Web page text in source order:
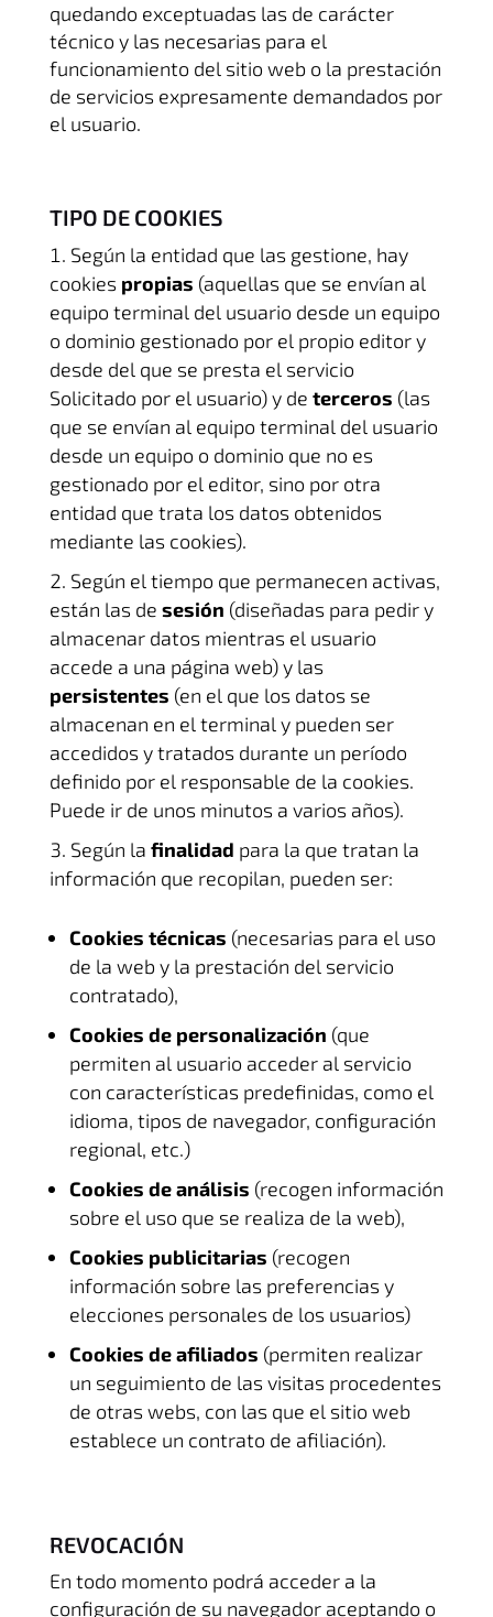
quedando exceptuadas las de carácter
técnico y las necesarias para el
funcionamiento del sitio web o la prestación
de servicios expresamente demandados por
el usuario.
TIPO DE COOKIES
Según la entidad que las gestione, hay
cookies propias (aquellas que se envían al
equipo terminal del usuario desde un equipo
o dominio gestionado por el propio editor y
desde del que se presta el servicio
Solicitado por el usuario) y de terceros (las
que se envían al equipo terminal del usuario
desde un equipo o dominio que no es
gestionado por el editor, sino por otra
entidad que trata los datos obtenidos
mediante las cookies).
Según el tiempo que permanecen activas,
están las de sesión (diseñadas para pedir y
almacenar datos mientras el usuario
accede a una página web) y las
persistentes (en el que los datos se
almacenan en el terminal y pueden ser
accedidos y tratados durante un período
definido por el responsable de la cookies.
Puede ir de unos minutos a varios años).
Según la finalidad para la que tratan la
información que recopilan, pueden ser:
Cookies técnicas (necesarias para el uso
de la web y la prestación del servicio
contratado),
Cookies de personalización (que
permiten al usuario acceder al servicio
con características predefinidas, como el
idioma, tipos de navegador, configuración
regional, etc.)
Cookies de análisis (recogen información
sobre el uso que se realiza de la web),
Cookies publicitarias (recogen
información sobre las preferencias y
elecciones personales de los usuarios)
Cookies de afiliados (permiten realizar
un seguimiento de las visitas procedentes
de otras webs, con las que el sitio web
establece un contrato de afiliación).
REVOCACIÓN
En todo momento podrá acceder a la
configuración de su navegador aceptando o